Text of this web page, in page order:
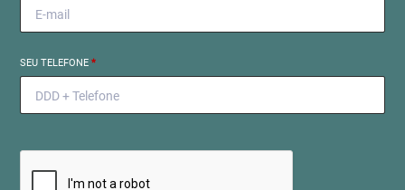
SEU TELEFONE*